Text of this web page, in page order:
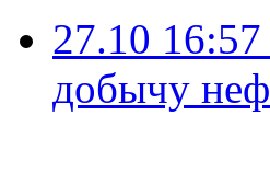
27.10 16:57
добычу